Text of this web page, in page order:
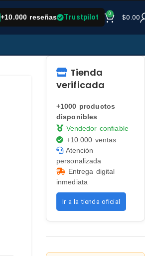
+10.000 reseñas Trustpilot 0 $0.00
Tienda
verificada
+1000 productos
disponibles
Vendedor confiable
+10.000 ventas
Atención
personalizada
Entrega digital
inmediata
Ir a la tienda oficial